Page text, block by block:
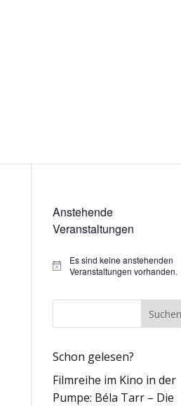
Anstehende
Veranstaltungen
Hinweis
Es sind keine anstehenden
Veranstaltungen vorhanden.
Schon gelesen?
Filmreihe im Kino in der
Pumpe: Béla Tarr – Die